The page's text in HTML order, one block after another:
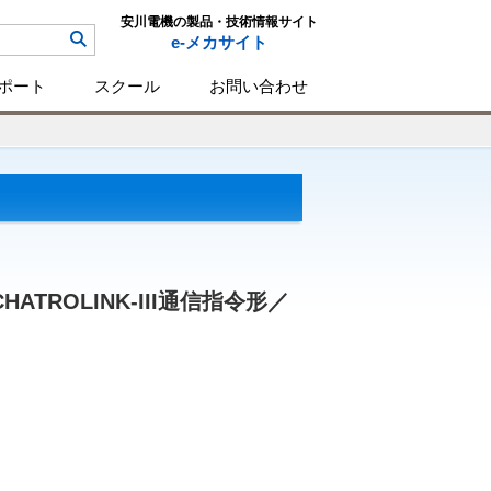
安川電機の製品・技術情報サイト
e-メカサイト
ート スクール お問い合わせ
III通信指令形／